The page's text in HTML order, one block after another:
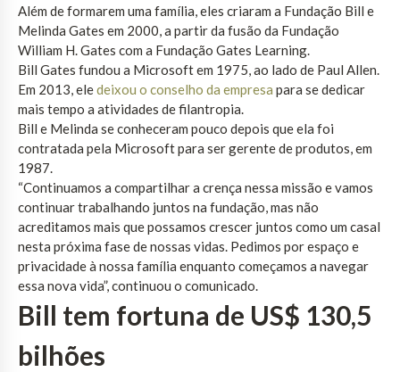
Além de formarem uma família, eles criaram a Fundação Bill e
Melinda Gates em 2000, a partir da fusão da Fundação
William H. Gates com a Fundação Gates Learning.
Bill Gates fundou a Microsoft em 1975, ao lado de Paul Allen.
Em 2013, eledeixou o conselho da empresa para se dedicar
mais tempo a atividades de filantropia.
Bill e Melinda se conheceram pouco depois que ela foi
contratada pela Microsoft para ser gerente de produtos, em
1987.
“Continuamos a compartilhar a crença nessa missão e vamos
continuar trabalhando juntos na fundação, mas não
acreditamos mais que possamos crescer juntos como um casal
nesta próxima fase de nossas vidas. Pedimos por espaço e
privacidade à nossa família enquanto começamos a navegar
essa nova vida”, continuou o comunicado.
Bill tem fortuna de US$ 130,5
bilhões